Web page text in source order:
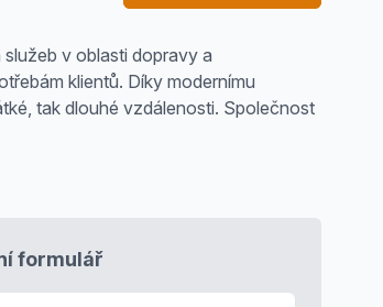
v oblasti dopravy a
klientů. Díky modernímu
tak dlouhé vzdálenosti. Společnost
formulář